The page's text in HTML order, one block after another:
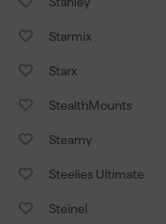
Starmix
Starx
StealthMounts
Steamy
Steelies Ultimate
Steinel